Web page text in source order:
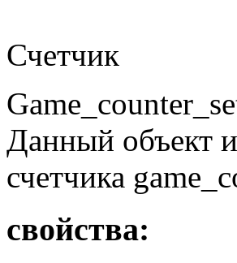
Счетчик
Данный объект
счетчика
свойства: